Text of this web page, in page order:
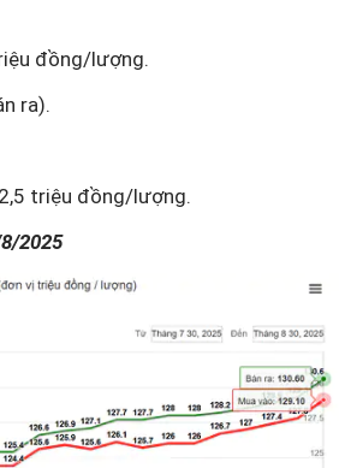
đồng/lượng.
ra).
triệu đồng/lượng.
2025